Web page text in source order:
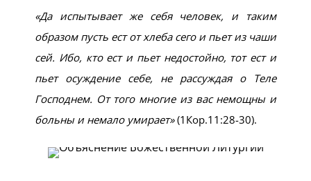
«Да испытывает же себя человек, и таким
образом пусть ест от хлеба сего и пьет из чаши
сей. Ибо, кто ест и пьет недостойно, тот ест и
пьет осуждение себе, не рассуждая о Теле
Господнем. От того многие из вас немощны и
больны и немало умирает»(1Кор.11:28-30).